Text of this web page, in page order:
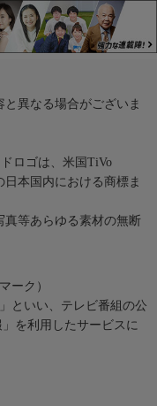
異なる場合がございま
ロゴは、米国TiVo
本国内における商標ま
真等あらゆる素材の無断
ーク）
といい、テレビ番組の公
を利用したサービスに